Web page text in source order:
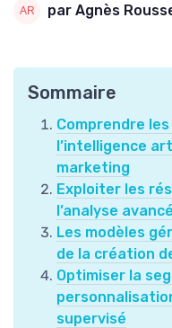
par Agnès
Sommaire
Comprendre
l’intelligence
marketing
Exploiter les
l’analyse
Les modèles
de la création
Optimiser la
supervisé